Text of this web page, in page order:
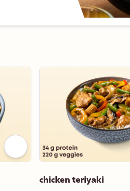
chicken teriyaki